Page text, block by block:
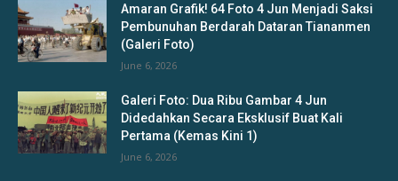
Amaran Grafik! 64 Foto 4 Jun Menjadi Saksi
Pembunuhan Berdarah Dataran Tiananmen
(Galeri Foto)
June 6, 2026
Galeri Foto: Dua Ribu Gambar 4 Jun
Didedahkan Secara Eksklusif Buat Kali
Pertama (Kemas Kini 1)
June 6, 2026